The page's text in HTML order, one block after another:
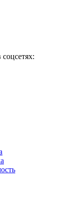
соцсетях: